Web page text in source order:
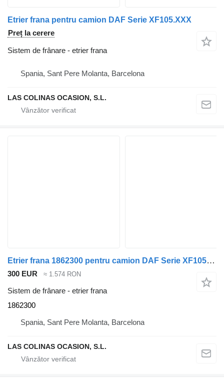
Etrier frana pentru camion DAF Serie XF105.XXX
Preț la cerere
Sistem de frânare - etrier frana
Spania, Sant Pere Molanta, Barcelona
LAS COLINAS OCASION, S.L.
Etrier frana 1862300 pentru camion DAF Serie XF105.XXX
300 EUR ≈ 1.574 RON
Sistem de frânare - etrier frana
1862300
Spania, Sant Pere Molanta, Barcelona
LAS COLINAS OCASION, S.L.